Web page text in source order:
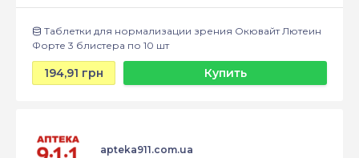
Таблетки для нормализации зрения Окювайт Лютеин
Форте 3 блистера по 10 шт
194,91 грн Купить
apteka911.com.ua